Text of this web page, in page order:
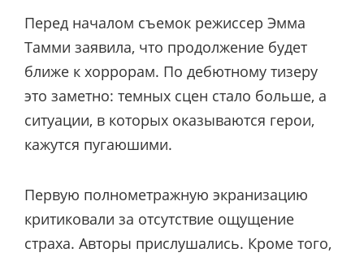
Перед началом съемок режиссер Эмма
Тамми заявила, что продолжение будет
ближе к хоррорам. По дебютному тизеру
это заметно: темных сцен стало больше, а
ситуации, в которых оказываются герои,
кажутся пугаюшими.
Первую полнометражную экранизацию
критиковали за отсутствие ощущение
страха. Авторы прислушались. Кроме того,